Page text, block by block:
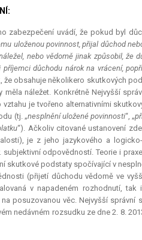
zabezpečení uvádí, že pokud byl
uloženou povinnost, přijal důchod
nebo vědomě jinak způsobil, že
důchodu nárok na vrácení,
obsahuje několikero skutkových
náležet. Konkrétně Nejvyšší
je tvořeno alternativními
(tj. „nesplnění uložené povinnosti“, „
“). Ačkoliv citované ustanovení
je z jeho jazykového a
odpovědností. Teorie i
skutkové podstaty spočívající v
(přijetí důchodu vědomě ve
v napadeném rozhodnutí,
posuzovanou věc. Nejvyšší správní
nedávném rozsudku ze dne 2. 8.